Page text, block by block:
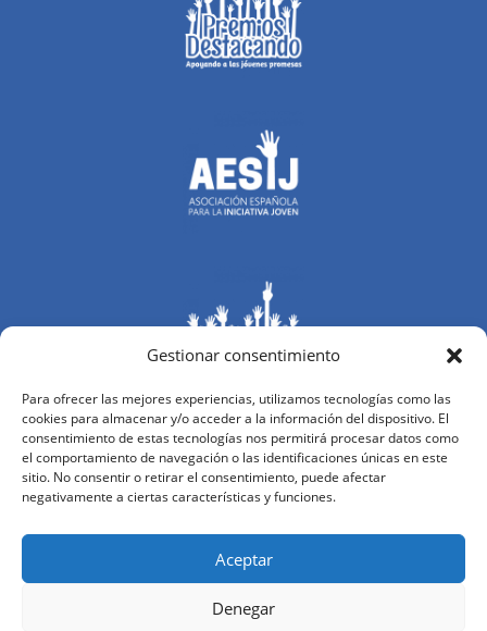
Gestionar consentimiento
Para ofrecer las mejores experiencias, utilizamos tecnologías como las
cookies para almacenar y/o acceder a la información del dispositivo. El
consentimiento de estas tecnologías nos permitirá procesar datos como
el comportamiento de navegación o las identificaciones únicas en este
sitio. No consentir o retirar el consentimiento, puede afectar
negativamente a ciertas características y funciones.
Aceptar
Denegar